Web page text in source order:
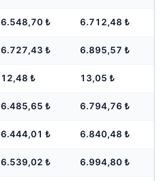
6.548,70 ₺ 6.712,48 ₺
6.727,43 ₺ 6.895,57 ₺
12,48 ₺ 13,05 ₺
6.485,65 ₺ 6.794,76 ₺
6.444,01 ₺ 6.840,48 ₺
6.539,02 ₺ 6.994,80 ₺